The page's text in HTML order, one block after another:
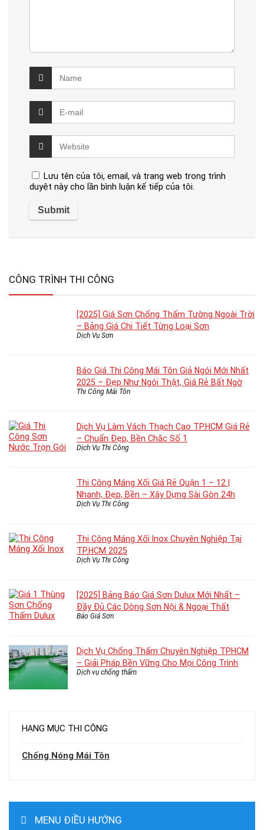
Lưu tên của tôi, email, và trang web trong trình
duyệt này cho lần bình luận kế tiếp của tôi.
CÔNG TRÌNH THI CÔNG
[2025] Giá Sơn Chống Thấm Tường Ngoài Trời
– Bảng Giá Chi Tiết Từng Loại Sơn
Dịch Vụ Sơn
Báo Giá Thi Công Mái Tôn Giả Ngói Mới Nhất
2025 – Đẹp Như Ngói Thật, Giá Rẻ Bất Ngờ
Thi Công Mái Tôn
Dịch Vụ Làm Vách Thạch Cao TP.HCM Giá Rẻ
– Chuẩn Đẹp, Bền Chắc Số 1
Dịch Vụ Thi Công
Thi Công Máng Xối Giá Rẻ Quận 1 – 12 |
Nhanh, Đẹp, Bền – Xây Dựng Sài Gòn 24h
Dịch Vụ Thi Công
Thi Công Máng Xối Inox Chuyên Nghiệp Tại
TP.HCM 2025
Dịch Vụ Thi Công
[2025] Bảng Báo Giá Sơn Dulux Mới Nhất –
Đầy Đủ Các Dòng Sơn Nội & Ngoại Thất
Báo Giá Sơn
Dịch Vụ Chống Thấm Chuyên Nghiệp TPHCM
– Giải Pháp Bền Vững Cho Mọi Công Trình
Dịch vụ chống thấm
HẠNG MỤC THI CÔNG
Chống Nóng Mái Tôn
MENU ĐIỀU HƯỚNG